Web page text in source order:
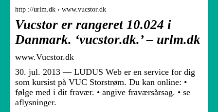
http ://urlm.dk › www.vucstor.dk
Vucstor er rangeret 10.024 i
Danmark. ‘vucstor.dk.’ – urlm.dk
www.Vucstor.dk
30. jul. 2013 — LUDUS Web er en service for dig
som kursist på VUC Storstrøm. Du kan online: •
følge med i dit fravær. • angive fraværsårsag. • se
aflysninger.